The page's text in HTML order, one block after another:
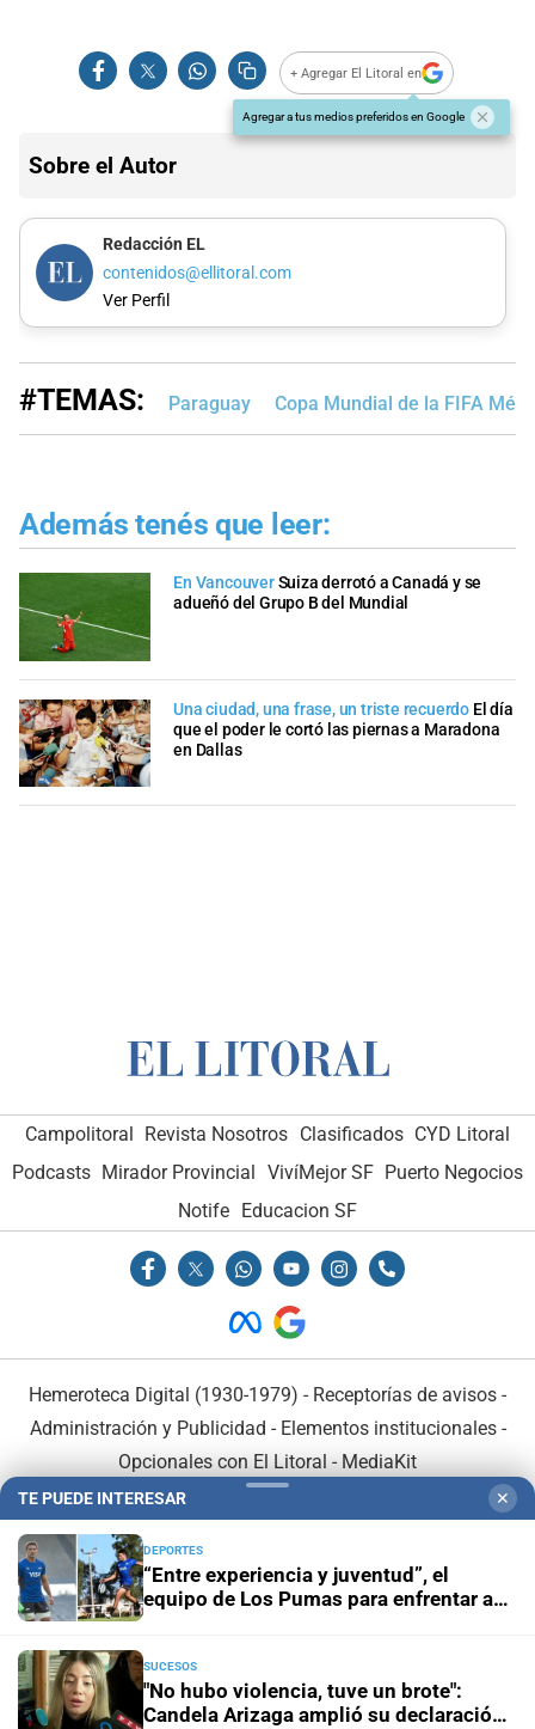
+ Agregar El Litoral en
Agregar a tus medios preferidos en Google
Sobre el Autor
Redacción EL
contenidos@ellitoral.com
Ver Perfil
#TEMAS: Paraguay Copa Mundial de la FIFA
Además tenés que leer:
En VancouverSuiza derrotó a Canadá y se
adueñó del Grupo B del Mundial
Una ciudad, una frase, un triste recuerdo El día
que el poder le cortó las piernas a Maradona
en Dallas
Campolitoral Revista Nosotros Clasificados CYD Litoral
Podcasts Mirador Provincial VivíMejor SF Puerto Negocios
Notife Educacion SF
Hemeroteca Digital (1930-1979) - Receptorías de avisos -
Administración y Publicidad - Elementos institucionales-
Opcionales con El Litoral - MediaKit
En Asociación con:
TE PUEDE INTERESAR ✕
DEPORTES
“Entre experiencia y juventud”, el
equipo de Los Pumas para enfrentar a
SUCESOS
"No hubo violencia, tuve un brote":
Candela Arizaga amplió su declaración